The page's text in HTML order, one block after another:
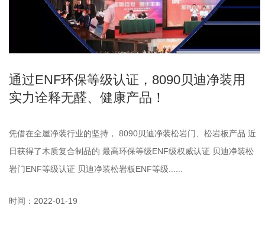
通过ENF环保等级认证，8090贝迪净装用
实力诠释无醛、健康产品！
凭借在全屋净装行业的坚持， 8090贝迪净装松岩门、松岩板产品 近
日获得了木质复合制品的 最高环保等级ENF级权威认证 贝迪净装松
岩门ENF等级认证 贝迪净装松岩板ENF等级......
时间：2022-01-19